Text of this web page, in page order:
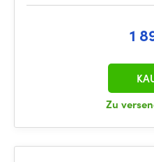
1
Zu